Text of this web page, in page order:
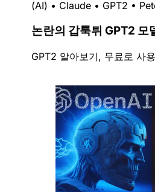
(AI) • Claude • GPT2 •
논란의 갑툭튀 GPT2 모
GPT2 알아보기, 무료로 사